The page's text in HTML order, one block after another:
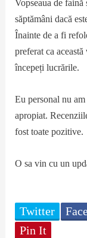
Vopseaua de faină
săptămâni dacă
Înainte de a fi
preferat ca
începeți lucrările.
Eu personal nu
apropiat.
fost toate pozitive.
O sa vin cu un
Twitter
Pin It